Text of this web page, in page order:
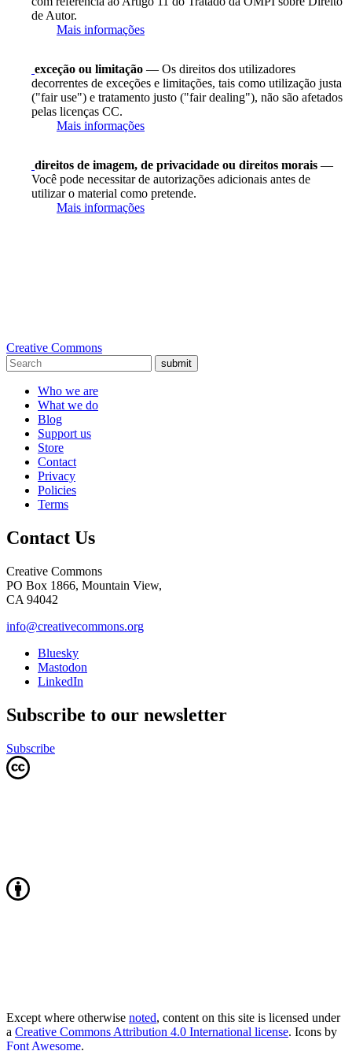
de Autor.
Mais informações
exceção ou limitação — Os direitos dos utilizadores
decorrentes de exceções e limitações, tais como utilização justa
("fair use") e tratamento justo ("fair dealing"), não são afetados
pelas licenças CC.
Mais informações
direitos de imagem, de privacidade ou direitos morais —
Você pode necessitar de autorizações adicionais antes de
utilizar o material como pretende.
Mais informações
Creative Commons
submit
Who we are
What we do
Blog
Support us
Store
Contact
Privacy
Policies
Terms
Contact Us
Creative Commons
PO Box 1866, Mountain View,
CA 94042
info@creativecommons.org
Bluesky
Mastodon
LinkedIn
Subscribe to our newsletter
Subscribe
Except where otherwise noted, content on this site is licensed under
a Creative Commons Attribution 4.0 International license. Icons by
Font Awesome.